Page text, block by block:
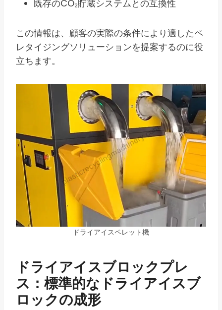
既存のCO₂貯蔵システムとの互換性
この情報は、顧客の実際の条件により適したペ
レタイジングソリューションを提案するのに役
立ちます。
ドライアイスペレット機
ドライアイスブロックプレ
ス：標準的なドライアイスブ
ロックの成形